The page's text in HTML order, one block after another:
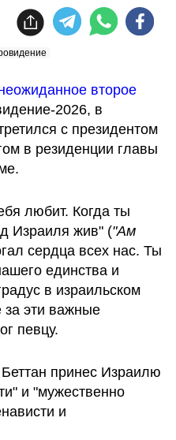
второе
2026, в
с президентом
в резиденции главы
любит. Когда ты
Израиля жив" ("Ам
сердца всех нас. Ты
единства и
в израильском
за эти важные
певцу.
принес Израилю
и "мужественно
и